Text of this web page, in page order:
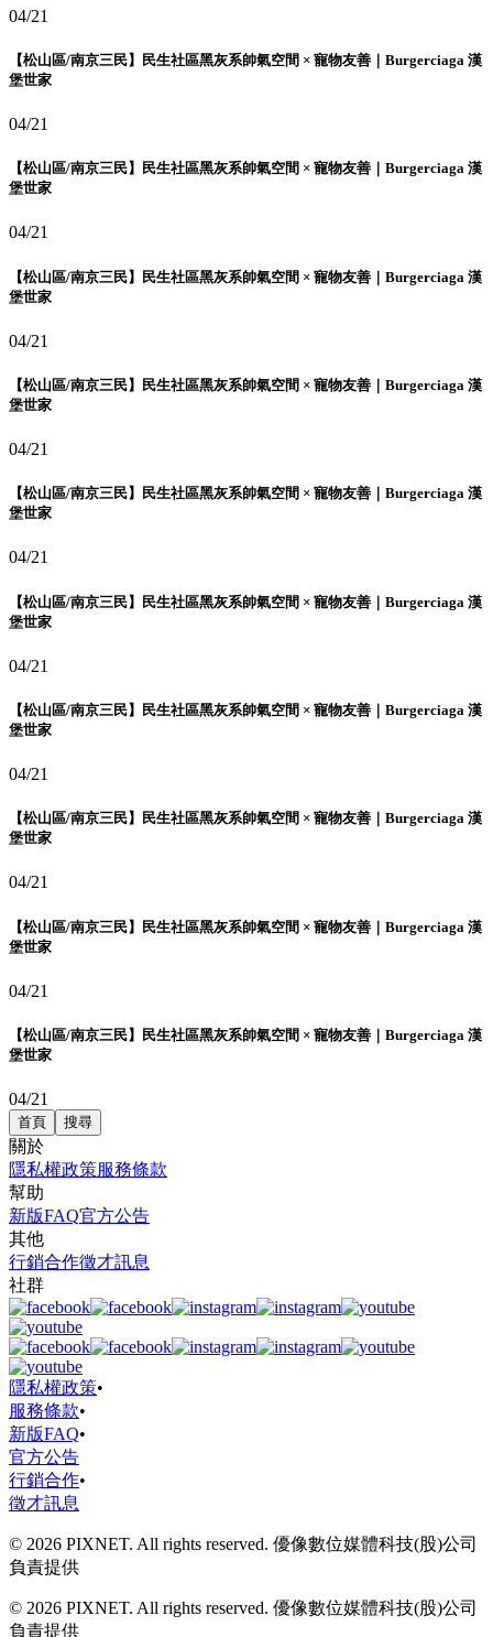
04/21
【松山區/南京三民】民生社區黑灰系帥氣空間 × 寵物友善｜Burgerciaga 漢
堡世家
04/21
【松山區/南京三民】民生社區黑灰系帥氣空間 × 寵物友善｜Burgerciaga 漢
堡世家
04/21
【松山區/南京三民】民生社區黑灰系帥氣空間 × 寵物友善｜Burgerciaga 漢
堡世家
04/21
【松山區/南京三民】民生社區黑灰系帥氣空間 × 寵物友善｜Burgerciaga 漢
堡世家
04/21
【松山區/南京三民】民生社區黑灰系帥氣空間 × 寵物友善｜Burgerciaga 漢
堡世家
04/21
【松山區/南京三民】民生社區黑灰系帥氣空間 × 寵物友善｜Burgerciaga 漢
堡世家
04/21
【松山區/南京三民】民生社區黑灰系帥氣空間 × 寵物友善｜Burgerciaga 漢
堡世家
04/21
【松山區/南京三民】民生社區黑灰系帥氣空間 × 寵物友善｜Burgerciaga 漢
堡世家
04/21
【松山區/南京三民】民生社區黑灰系帥氣空間 × 寵物友善｜Burgerciaga 漢
堡世家
04/21
【松山區/南京三民】民生社區黑灰系帥氣空間 × 寵物友善｜Burgerciaga 漢
堡世家
04/21
首頁 搜尋
關於
隱私權政策服務條款
幫助
新版FAQ官方公告
其他
行銷合作徵才訊息
社群
隱私權政策•
服務條款•
新版FAQ•
官方公告
行銷合作•
徵才訊息
© 2026 PIXNET. All rights reserved. 優像數位媒體科技(股)公司
負責提供
© 2026 PIXNET. All rights reserved. 優像數位媒體科技(股)公司
負責提供